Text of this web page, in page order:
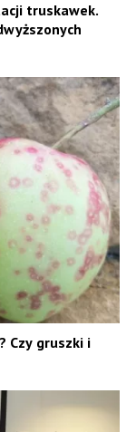
truskawek.
Czy gruszki i